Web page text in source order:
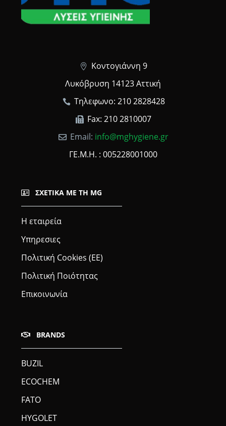
Κοντογιάννη 9
Λυκόβρυση 14123 Αττική
Τηλεφωνο: 210 2828428
Fax: 210 2810007
Email: info@mghygiene.gr
ΓΕ.Μ.Η. : 005228001000
ΣΧΕΤΙΚΆ ΜΕ ΤΗ MG
Η εταιρεία
Υπηρεσιες
Πολιτική Cookies (ΕΕ)
Πολιτική Ποιότητας
Επικοινωνία
BRANDS
BUZIL
ECOCHEM
FATO
HYGOLET